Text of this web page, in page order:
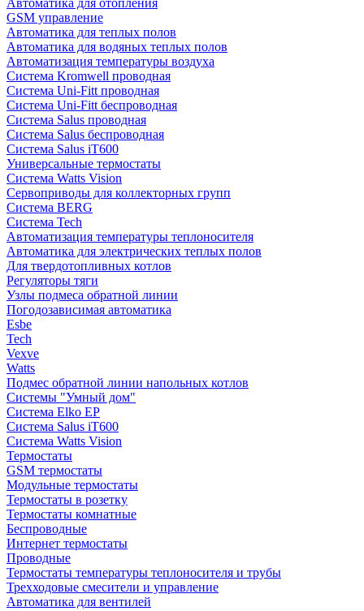
GSM управление
Автоматика для теплых полов
Автоматика для водяных теплых полов
Автоматизация температуры воздуха
Система Kromwell проводная
Система Uni-Fitt проводная
Система Uni-Fitt беспроводная
Система Salus проводная
Система Salus беспроводная
Система Salus iT600
Универсальные термостаты
Система Watts Vision
Сервоприводы для коллекторных групп
Система BERG
Система Tech
Автоматизация температуры теплоносителя
Автоматика для электрических теплых полов
Для твердотопливных котлов
Регуляторы тяги
Узлы подмеса обратной линии
Погодозависимая автоматика
Esbe
Tech
Vexve
Watts
Подмес обратной линии напольных котлов
Системы "Умный дом"
Система Elko EP
Система Salus iT600
Система Watts Vision
Термостаты
GSM термостаты
Модульные термостаты
Термостаты в розетку
Термостаты комнатные
Беспроводные
Интернет термостаты
Проводные
Термостаты температуры теплоносителя и трубы
Трехходовые смесители и управление
Автоматика для вентилей